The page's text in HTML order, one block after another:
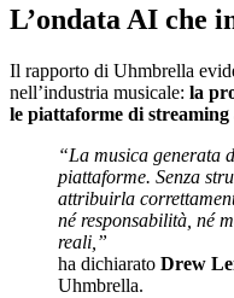
L’ondata AI che
Il rapporto di Uhmbrella
nell’industria musicale: la
le piattaforme di
“La musica generata
piattaforme. Senza
attribuirla
né responsabilità, né
reali,”
ha dichiarato Drew
Uhmbrella.